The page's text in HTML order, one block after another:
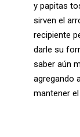
y papitas
sirven el
recipiente
darle su
saber aún
agregando
mantener